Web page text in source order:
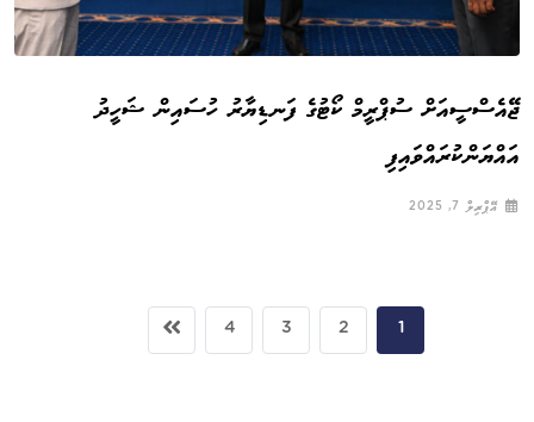
ޖޭއެސްސީއަށް ސުޕްރީމް ކޯޓުގެ ފަނޑިޔާރު ހުސައިން ޝަހީދު
އައްޔަންކުރައްވައިފި
އޭޕްރިލް 7, 2025
1
2
3
4